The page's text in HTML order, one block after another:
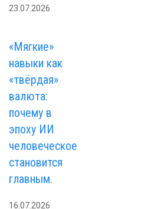
23.07.2026
«Мягкие»
навыки как
«твёрдая»
валюта:
почему в
эпоху ИИ
человеческое
становится
главным.
16.07.2026